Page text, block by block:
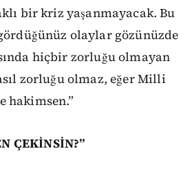
bir kriz yaşanmayacak. Bu
olaylar gözünüzde
hiçbir zorluğu olmayan
zorluğu olmaz, eğer Milli
hakimsen.”
ÇEKİNSİN?”